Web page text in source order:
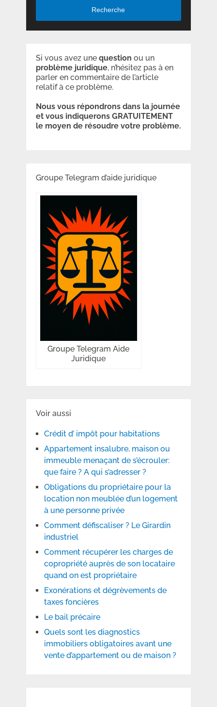
Recherche
Si vous avez une question ou un
problème juridique, n’hésitez pas à en
parler en commentaire de l’article
relatif à ce problème.
Nous vous répondrons dans la journée
et vous indiquerons GRATUITEMENT
le moyen de résoudre votre problème.
Groupe Telegram d’aide juridique
Groupe Telegram Aide
Juridique
Voir aussi
Crédit d’ impôt pour habitations
Appartement insalubre, maison ou
immeuble menaçant de s’écrouler:
que faire ? A qui s’adresser ?
Obligations du propriétaire pour la
location non meublée d’un logement
à une personne privée
Comment défiscaliser ? Le Girardin
industriel
Comment récupérer les charges de
copropriété auprès de son locataire
quand on est propriétaire
Exonérations et dégrèvements de
taxes foncières
Le bail précaire
Quels sont les diagnostics
immobiliers obligatoires avant une
vente d’appartement ou de maison ?